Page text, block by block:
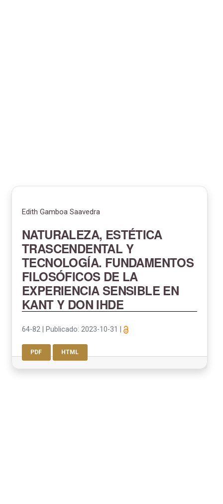
Edith Gamboa Saavedra
NATURALEZA, ESTÉTICA
TRASCENDENTAL Y
TECNOLOGÍA. FUNDAMENTOS
FILOSÓFICOS DE LA
EXPERIENCIA SENSIBLE EN
KANT Y DON IHDE
64-82 Publicado: 2023-10-31
PDF HTML